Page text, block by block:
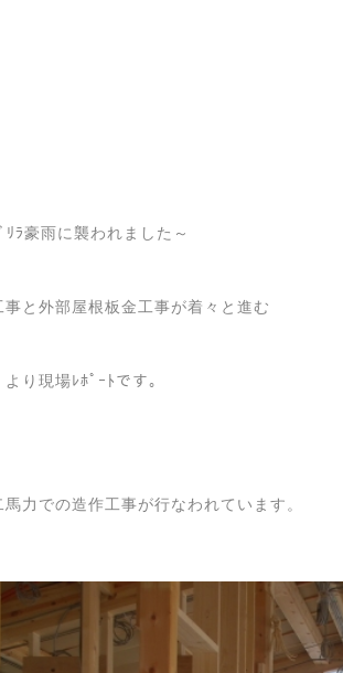
ﾗ豪雨に襲われました～
と外部屋根板金工事が着々と進む
り現場ﾚﾎﾟｰﾄです。
力での造作工事が行なわれています。